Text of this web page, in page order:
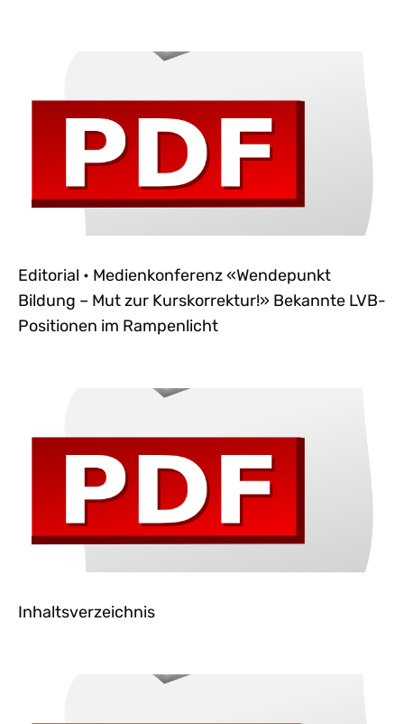
Editorial • Medienkonferenz «Wendepunkt
Bildung – Mut zur Kurskorrektur!» Bekannte LVB-
Positionen im Rampenlicht
Inhaltsverzeichnis